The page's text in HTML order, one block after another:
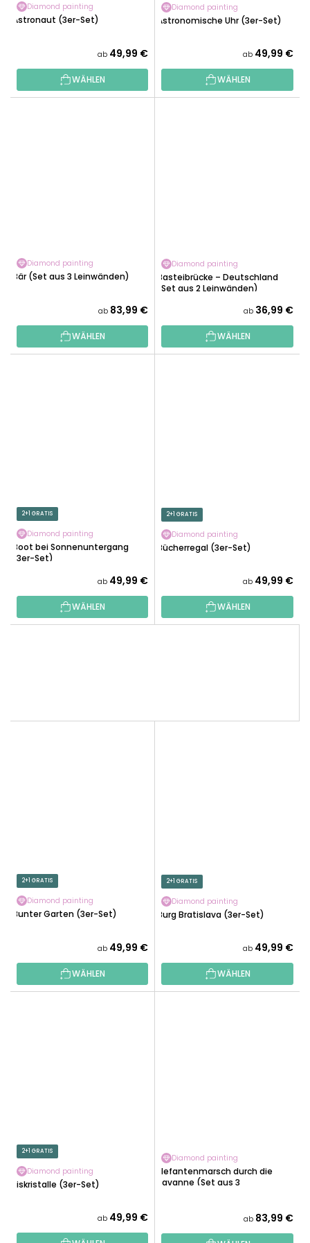
Diamond painting
Astronaut (3er-Set)
ab 49,99 €
WÄHLEN
Diamond painting
Astronomische Uhr (3er-Set)
ab 49,99 €
WÄHLEN
Diamond painting
Bär (Set aus 3 Leinwänden)
ab 83,99 €
WÄHLEN
Diamond painting
Basteibrücke – Deutschland
(Set aus 2 Leinwänden)
ab 36,99 €
WÄHLEN
2+1 GRATIS
Diamond painting
Boot bei Sonnenuntergang
(3er-Set)
ab 49,99 €
WÄHLEN
2+1 GRATIS
Diamond painting
Bücherregal (3er-Set)
ab 49,99 €
WÄHLEN
2+1 GRATIS
Diamond painting
Bunter Garten (3er-Set)
ab 49,99 €
WÄHLEN
2+1 GRATIS
Diamond painting
Burg Bratislava (3er-Set)
ab 49,99 €
WÄHLEN
2+1 GRATIS
Diamond painting
Eiskristalle (3er-Set)
ab 49,99 €
Diamond painting
Elefantenmarsch durch die
Savanne (Set aus 3
ab 83,99 €